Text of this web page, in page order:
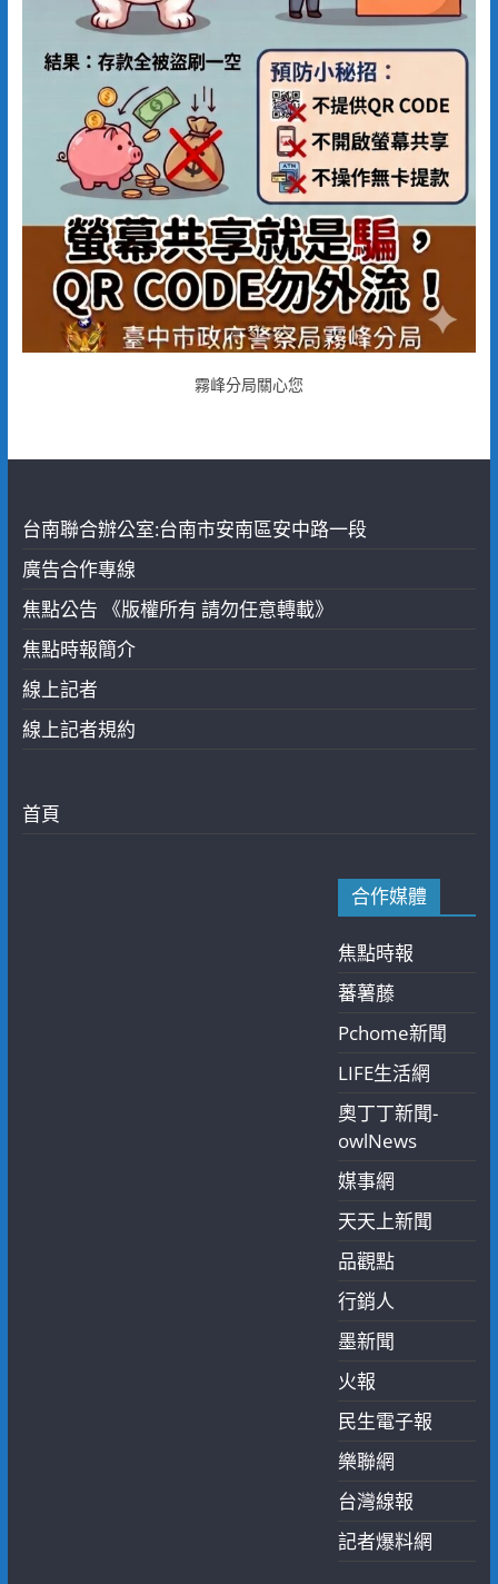
霧峰分局關心您
台南聯合辦公室:台南市安南區安中路一段
廣告合作專線
焦點公告 《版權所有 請勿任意轉載》
焦點時報簡介
線上記者
線上記者規約
首頁
合作媒體
焦點時報
蕃薯藤
Pchome新聞
LIFE生活網
奧丁丁新聞-
owlNews
媒事網
天天上新聞
品觀點
行銷人
墨新聞
火報
民生電子報
樂聯網
台灣線報
記者爆料網